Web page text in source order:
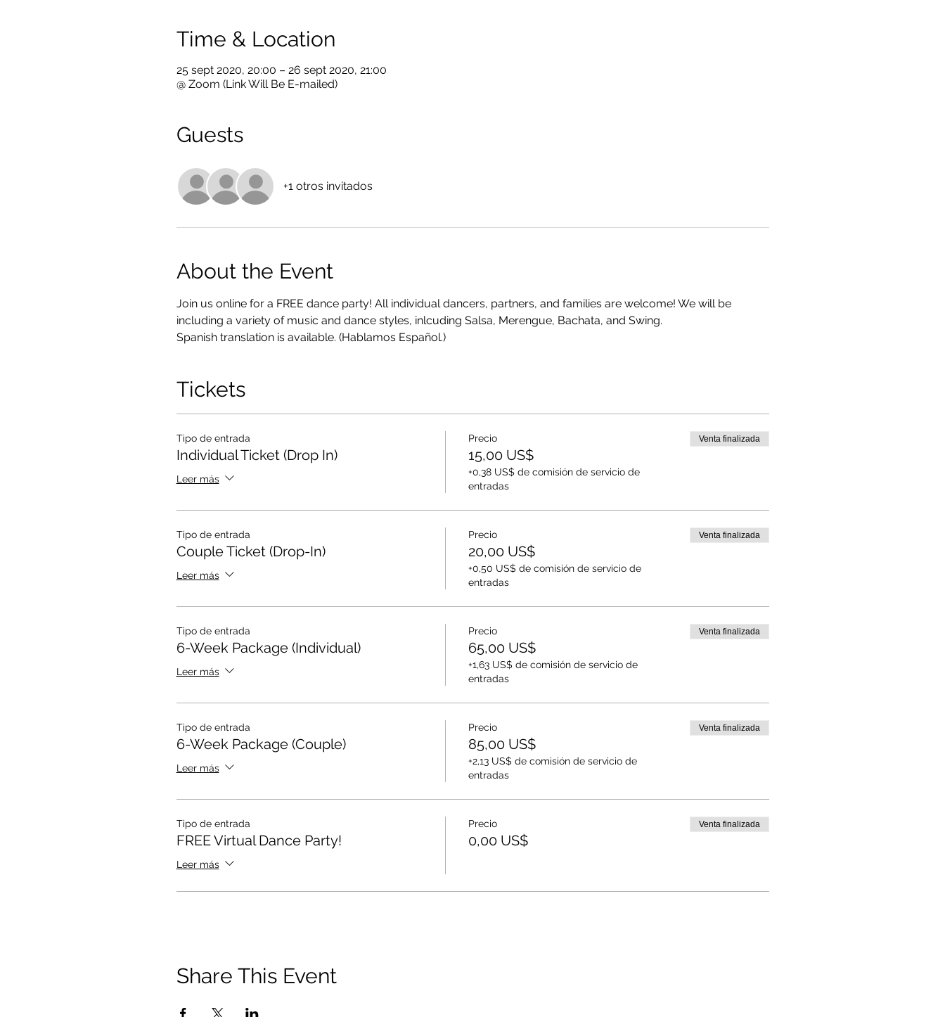
Time & Location
25 sept 2020, 20:00 – 26 sept 2020, 21:00
@ Zoom (Link Will Be E-mailed)
Guests
+1 otros invitados
About the Event
Join us online for a FREE dance party! All individual dancers, partners, and families are welcome! We will be
including a variety of music and dance styles, inlcuding Salsa, Merengue, Bachata, and Swing.
Spanish translation is available. (Hablamos Español.)
Tickets
Tipo de entrada
Individual Ticket (Drop In)
Leer más
Precio
15,00 US$
+0,38 US$ de comisión de servicio de
entradas
Venta finalizada
Tipo de entrada
Couple Ticket (Drop-In)
Leer más
Precio
20,00 US$
+0,50 US$ de comisión de servicio de
entradas
Venta finalizada
Tipo de entrada
6-Week Package (Individual)
Leer más
Precio
65,00 US$
+1,63 US$ de comisión de servicio de
entradas
Venta finalizada
Tipo de entrada
6-Week Package (Couple)
Leer más
Precio
85,00 US$
+2,13 US$ de comisión de servicio de
entradas
Venta finalizada
Tipo de entrada
FREE Virtual Dance Party!
Leer más
Precio
0,00 US$
Venta finalizada
Share This Event